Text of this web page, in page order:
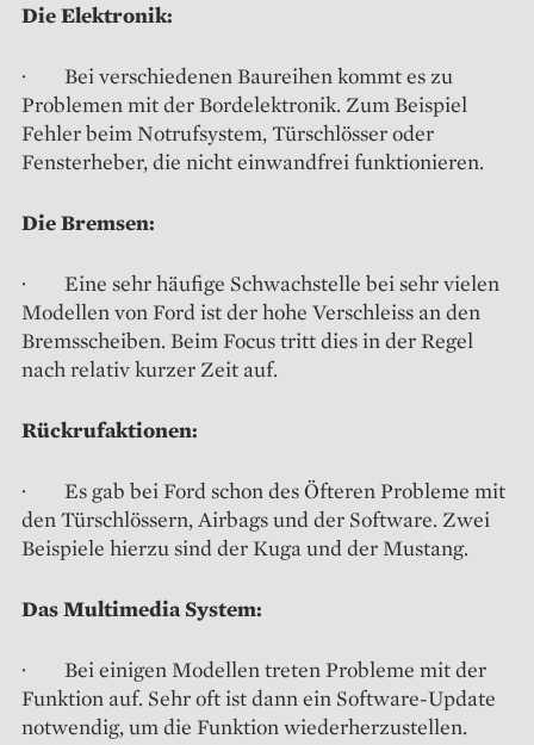
Die Elektronik:
· Bei verschiedenen Baureihen kommt es zu
Problemen mit der Bordelektronik. Zum Beispiel
Fehler beim Notrufsystem, Türschlösser oder
Fensterheber, die nicht einwandfrei funktionieren.
Die Bremsen:
· Eine sehr häufige Schwachstelle bei sehr vielen
Modellen von Ford ist der hohe Verschleiss an den
Bremsscheiben. Beim Focus tritt dies in der Regel
nach relativ kurzer Zeit auf.
Rückrufaktionen:
· Es gab bei Ford schon des Öfteren Probleme mit
den Türschlössern, Airbags und der Software. Zwei
Beispiele hierzu sind der Kuga und der Mustang.
Das Multimedia System:
· Bei einigen Modellen treten Probleme mit der
Funktion auf. Sehr oft ist dann ein Software-Update
notwendig, um die Funktion wiederherzustellen.